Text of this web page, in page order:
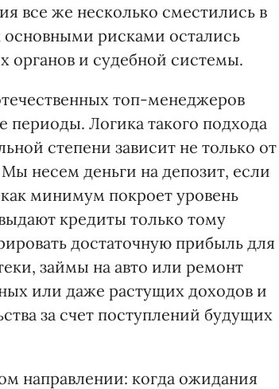
все же несколько сместились в
основными рисками остались
органов и судебной системы.
топ-менеджеров
периоды. Логика такого подхода
степени зависит не только от
несем деньги на депозит, если
минимум покроет уровень
кредиты только тому
достаточную прибыль для
займы на авто или ремонт
или даже растущих доходов и
за счет поступлений будущих
направлении: когда ожидания